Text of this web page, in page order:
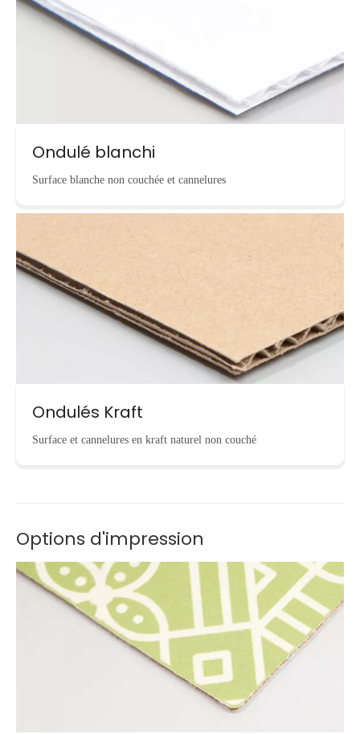
Ondulé blanchi
Surface blanche non couchée et cannelures
Ondulés Kraft
Surface et cannelures en kraft naturel non couché
Options d'impression